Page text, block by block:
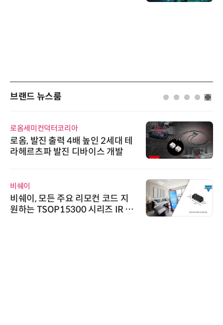
브랜드 뉴스룸
로옴세미컨덕터코리아
로옴, 발진 출력 4배 높인 2세대 테
라헤르츠파 발진 디바이스 개발
비쉐이
비쉐이, 모든 주요 리모컨 코드 지
원하는 TSOP15300 시리즈 IR 수